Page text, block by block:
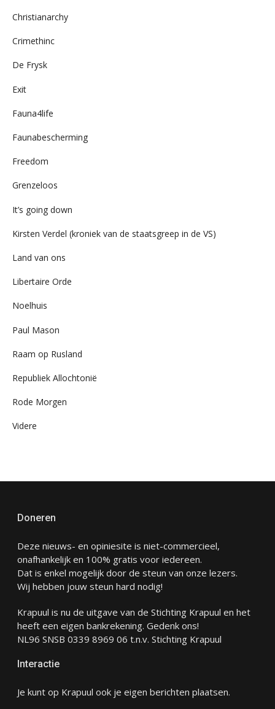
Christianarchy
Crimethinc
De Frysk
Exit
Fauna4life
Faunabescherming
Freedom
Grenzeloos
It’s going down
Kirsten Verdel (kroniek van de staatsgreep in de VS)
Land van ons
Libertaire Orde
Noelhuis
Paul Mason
Raam op Rusland
Republiek Allochtonië
Rode Morgen
Videre
Doneren
Deze nieuws- en opiniesite is niet-commercieel,
onafhankelijk en 100% gratis voor iedereen.
Dat is enkel mogelijk door de steun van onze lezers.
Wij hebben jouw steun hard nodig!
Krapuul is nu de uitgave van de Stichting Krapuul en het
heeft een eigen bankrekening. Gedenk ons!
NL96 SNSB 0339 8969 06 t.n.v. Stichting Krapuul
Interactie
Je kunt op Krapuul ook je eigen berichten plaatsen.